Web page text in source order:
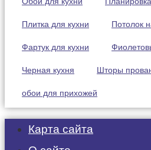
Плитка для кухни Потолок
Фартук для кухни
Черная кухня Шторы
обои для прихожей
Карта сайта